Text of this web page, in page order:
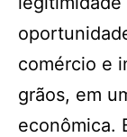
comércio e
grãos, em
econômica.